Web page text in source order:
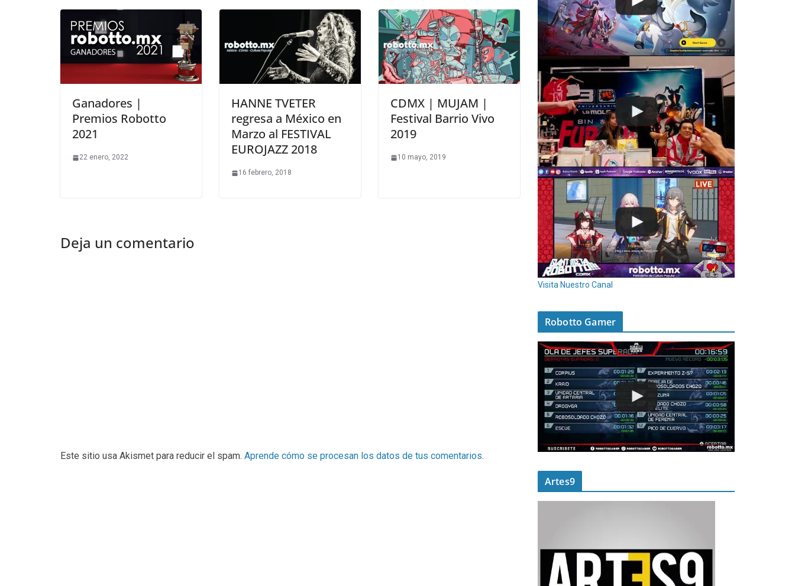
Ganadores |
Premios Robotto
2021
22 enero, 2022
HANNE TVETER
regresa a México en
Marzo al FESTIVAL
EUROJAZZ 2018
16 febrero, 2018
CDMX | MUJAM |
Festival Barrio Vivo
2019
10 mayo, 2019
Deja un comentario
Este sitio usa Akismet para reducir el spam. Aprende cómo se procesan los datos de tus comentarios.
Visita Nuestro Canal
Robotto Gamer
Artes9